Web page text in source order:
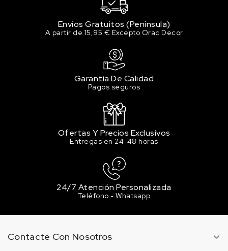
Envíos Gratuitos (Península)
A partir de 15,95 € Excepto Orac Decor
Garantía De Calidad
Pagos seguros
Ofertas Y Precios Exclusivos
Entregas en 24-48 horas
24/7 Atención Personalizada
Teléfono - Whatsapp
Contacte Con Nosotros